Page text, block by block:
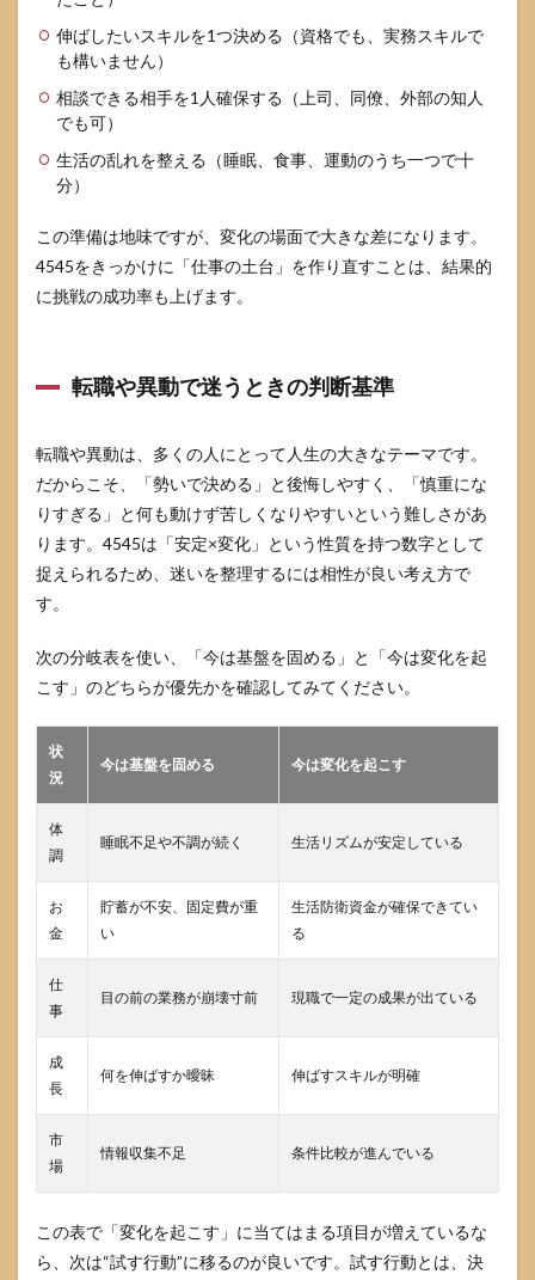
伸ばしたいスキルを1つ決める（資格でも、実務スキルで
も構いません）
相談できる相手を1人確保する（上司、同僚、外部の知人
でも可）
生活の乱れを整える（睡眠、食事、運動のうち一つで十
分）
この準備は地味ですが、変化の場面で大きな差になります。
4545をきっかけに「仕事の土台」を作り直すことは、結果的
に挑戦の成功率も上げます。
転職や異動で迷うときの判断基準
転職や異動は、多くの人にとって人生の大きなテーマです。
だからこそ、「勢いで決める」と後悔しやすく、「慎重にな
りすぎる」と何も動けず苦しくなりやすいという難しさがあ
ります。4545は「安定×変化」という性質を持つ数字として
捉えられるため、迷いを整理するには相性が良い考え方で
す。
次の分岐表を使い、「今は基盤を固める」と「今は変化を起
こす」のどちらが優先かを確認してみてください。
状
況
今は基盤を固める 今は変化を起こす
体
調
睡眠不足や不調が続く 生活リズムが安定している
お
金
貯蓄が不安、固定費が重
い
生活防衛資金が確保できてい
る
仕
事
目の前の業務が崩壊寸前 現職で一定の成果が出ている
成
長
何を伸ばすか曖昧 伸ばすスキルが明確
市
場
情報収集不足 条件比較が進んでいる
この表で「変化を起こす」に当てはまる項目が増えているな
ら、次は“試す行動”に移るのが良いです。試す行動とは、決